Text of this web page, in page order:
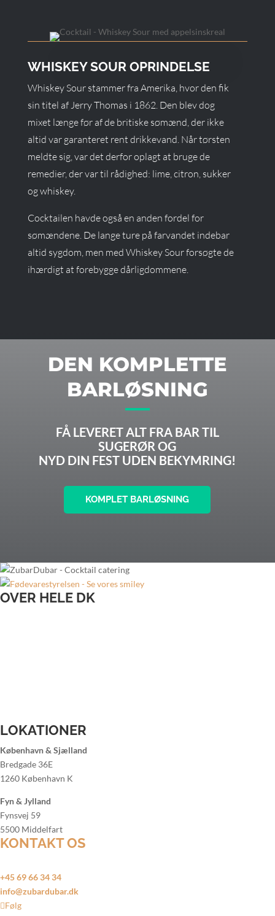
WHISKEY SOUR OPRINDELSE
Whiskey Sour stammer fra Amerika, hvor den fik
sin titel af Jerry Thomas i 1862. Den blev dog
mixet længe før af de britiske sømænd, der ikke
altid var garanteret rent drikkevand. Når tørsten
meldte sig, var det derfor oplagt at bruge de
remedier, der var til rådighed: lime, citron, sukker
og whiskey.
Cocktailen havde også en anden fordel for
sømændene. De lange ture på farvandet indebar
altid sygdom, men med Whiskey Sour forsøgte de
ihærdigt at forebygge dårligdommene.
DEN KOMPLETTE
BARLØSNING
FÅ LEVERET ALT FRA BAR TIL
SUGERØR OG
NYD DIN FEST UDEN BEKYMRING!
KOMPLET BARLØSNING
OVER HELE DK
LOKATIONER
København & Sjælland
Bredgade 36E
1260 København K
Fyn & Jylland
Fynsvej 59
5500 Middelfart
KONTAKT OS
+45 69 66 34 34
info@zubardubar.dk
Følg